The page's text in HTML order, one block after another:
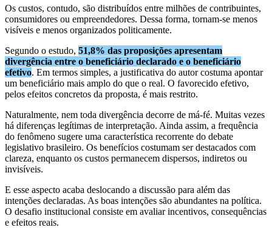
Os custos, contudo, são distribuídos entre milhões de contribuintes,
consumidores ou empreendedores. Dessa forma, tornam-se menos
visíveis e menos organizados politicamente.
Segundo o estudo, 51,8% das proposições apresentam
divergência entre o beneficiário declarado e o beneficiário
efetivo. Em termos simples, a justificativa do autor costuma apontar
um beneficiário mais amplo do que o real. O favorecido efetivo,
pelos efeitos concretos da proposta, é mais restrito.
Naturalmente, nem toda divergência decorre de má-fé. Muitas vezes
há diferenças legítimas de interpretação. Ainda assim, a frequência
do fenômeno sugere uma característica recorrente do debate
legislativo brasileiro. Os benefícios costumam ser destacados com
clareza, enquanto os custos permanecem dispersos, indiretos ou
invisíveis.
E esse aspecto acaba deslocando a discussão para além das
intenções declaradas. As boas intenções são abundantes na política.
O desafio institucional consiste em avaliar incentivos, consequências
e efeitos reais.